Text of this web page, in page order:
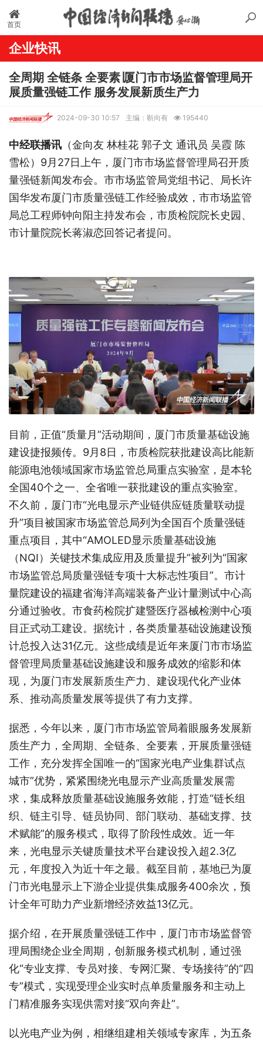
首页
企业快讯
全周期 全链条 全要素∣厦门市市场监督管理局开
展质量强链工作 服务发展新质生产力
2024-09-30 10:57 主编：靳向有 195440
中经联播讯 （金向友 林桂花 郭子文 通讯员 吴霞 陈
雪松）9月27日上午，厦门市市场监督管理局召开质
量强链新闻发布会。市市场监管局党组书记、局长许
国华发布厦门市质量强链工作经验成效，市市场监管
局总工程师钟向阳主持发布会，市质检院院长史园、
市计量院院长蒋淑恋回答记者提问。
目前，正值“质量月”活动期间，厦门市质量基础设施
建设捷报频传。9月8日，市质检院获批建设高比能新
能源电池领域国家市场监管总局重点实验室，是本轮
全国40个之一、全省唯一获批建设的重点实验室。
不久前，厦门市“光电显示产业链供应链质量联动提
升”项目被国家市场监管总局列为全国百个质量强链
重点项目，其中“AMOLED显示质量基础设施
（NQI）关键技术集成应用及质量提升”被列为“国家
市场监管总局质量强链专项十大标志性项目”。市计
量院建设的福建省海洋高端装备产业计量测试中心高
分通过验收。市食药检院扩建暨医疗器械检测中心项
目正式动工建设。据统计，各类质量基础设施建设预
计总投入达31亿元。这些成绩是近年来厦门市市场监
督管理局质量基础设施建设和服务成效的缩影和体
现，为厦门市发展新质生产力、建设现代化产业体
系、推动高质量发展等提供了有力支撑。
据悉，今年以来，厦门市市场监管局着眼服务发展新
质生产力，全周期、全链条、全要素，开展质量强链
工作，充分发挥全国唯一的“国家光电产业集群试点
城市”优势，紧紧围绕光电显示产业高质量发展需
求，集成释放质量基础设施服务效能，打造“链长组
织、链主引导、链员协同、部门联动、基础支撑、技
术赋能”的服务模式，取得了阶段性成效。近一年
来，光电显示关键质量技术平台建设投入超2.3亿
元，年度投入为近十年之最。截至目前，基地已为厦
门市光电显示上下游企业提供集成服务400余次，预
计全年可助力产业新增经济效益13亿元。
据介绍，在开展质量强链工作中，厦门市市场监督管
理局围绕企业全周期，创新服务模式机制，通过强
化“专业支撑、专员对接、专网汇聚、专场接待”的“四
专”模式，实现受理企业实时点单质量服务和主动上
门精准服务实现供需对接“双向奔赴”。
以光电产业为例，相继组建相关领域专家库，为五条